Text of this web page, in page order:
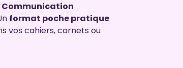
Communication
format poche pratique
vos cahiers, carnets ou